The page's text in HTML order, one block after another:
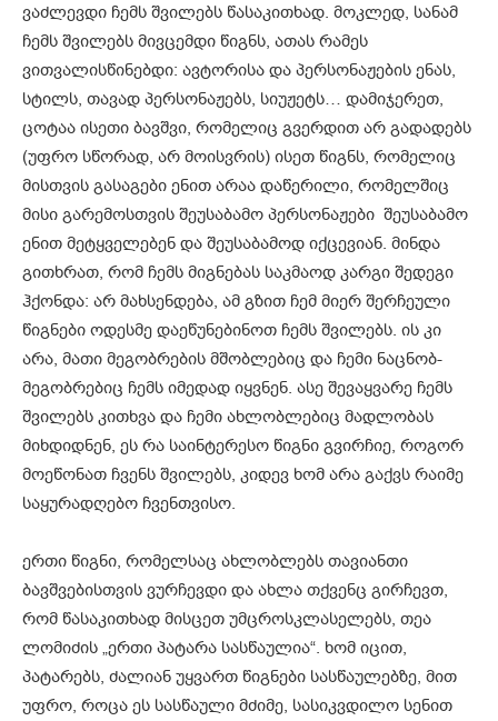
ვაძლევდი ჩემს შვილებს წასაკითხად. მოკლედ, სანამ
ჩემს შვილებს მივცემდი წიგნს, ათას რამეს
ვითვალისწინებდი: ავტორისა და პერსონაჟების ენას,
სტილს, თავად პერსონაჟებს, სიუჟეტს… დამიჯერეთ,
ცოტაა ისეთი ბავშვი, რომელიც გვერდით არ გადადებს
(უფრო სწორად, არ მოისვრის) ისეთ წიგნს, რომელიც
მისთვის გასაგები ენით არაა დაწერილი, რომელშიც
მისი გარემოსთვის შეუსაბამო პერსონაჟები შეუსაბამო
ენით მეტყველებენ და შეუსაბამოდ იქცევიან. მინდა
გითხრათ, რომ ჩემს მიგნებას საკმაოდ კარგი შედეგი
ჰქონდა: არ მახსენდება, ამ გზით ჩემ მიერ შერჩეული
წიგნები ოდესმე დაეწუნებინოთ ჩემს შვილებს. ის კი
არა, მათი მეგობრების მშობლებიც და ჩემი ნაცნობ-
მეგობრებიც ჩემს იმედად იყვნენ. ასე შევაყვარე ჩემს
შვილებს კითხვა და ჩემი ახლობლებიც მადლობას
მიხდიდნენ, ეს რა საინტერესო წიგნი გვირჩიე, როგორ
მოეწონათ ჩვენს შვილებს, კიდევ ხომ არა გაქვს რაიმე
საყურადღებო ჩვენთვისო.
ერთი წიგნი, რომელსაც ახლობლებს თავიანთი
ბავშვებისთვის ვურჩევდი და ახლა თქვენც გირჩევთ,
რომ წასაკითხად მისცეთ უმცროსკლასელებს, თეა
ლომიძის „ერთი პატარა სასწაულია“. ხომ იცით,
პატარებს, ძალიან უყვართ წიგნები სასწაულებზე, მით
უფრო, როცა ეს სასწაული მძიმე, სასიკვდილო სენით